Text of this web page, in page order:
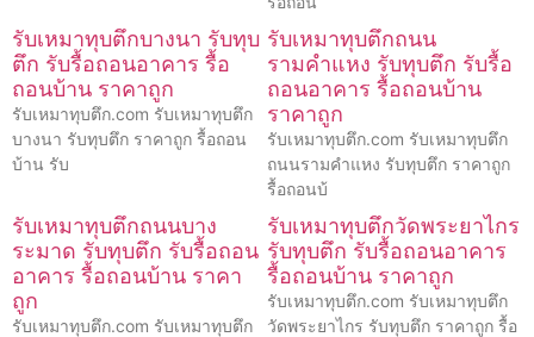
รับเหมาทุบตึกบางนา รับทุบ
ตึก รับรื้อถอนอาคาร รื้อ
ถอนบ้าน ราคาถูก
รับเหมาทุบตึก.com รับเหมาทุบตึก
บางนา รับทุบตึก ราคาถูก รื้อถอน
บ้าน รับ
รับเหมาทุบตึกถนน
รามคำแหง รับทุบตึก รับรื้อ
ถอนอาคาร รื้อถอนบ้าน
ราคาถูก
รับเหมาทุบตึก.com รับเหมาทุบตึก
ถนนรามคำแหง รับทุบตึก ราคาถูก
รื้อถอนบ้
รับเหมาทุบตึกถนนบาง
ระมาด รับทุบตึก รับรื้อถอน
อาคาร รื้อถอนบ้าน ราคา
ถูก
รับเหมาทุบตึก.com รับเหมาทุบตึก
รับเหมาทุบตึกวัดพระยาไกร
รับทุบตึก รับรื้อถอนอาคาร
รื้อถอนบ้าน ราคาถูก
รับเหมาทุบตึก.com รับเหมาทุบตึก
วัดพระยาไกร รับทุบตึก ราคาถูก รื้อ